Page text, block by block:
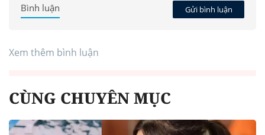
Gửi bình luận
Bình luận
Xem thêm bình luận
CÙNG CHUYÊN MỤC